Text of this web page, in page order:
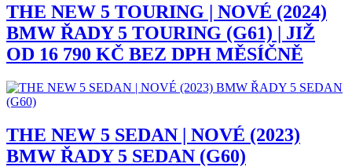
THE NEW 5 TOURING | NOVÉ (2024)
BMW ŘADY 5 TOURING (G61) | JIŽ
OD 16 790 KČ BEZ DPH MĚSÍČNĚ
THE NEW 5 SEDAN | NOVÉ (2023)
BMW ŘADY 5 SEDAN (G60)